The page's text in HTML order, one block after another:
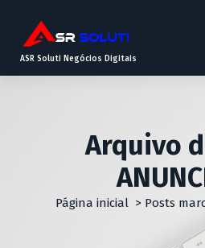
ASR Soluti Negócios Digitais
Arquivo
Página inicial> Posts